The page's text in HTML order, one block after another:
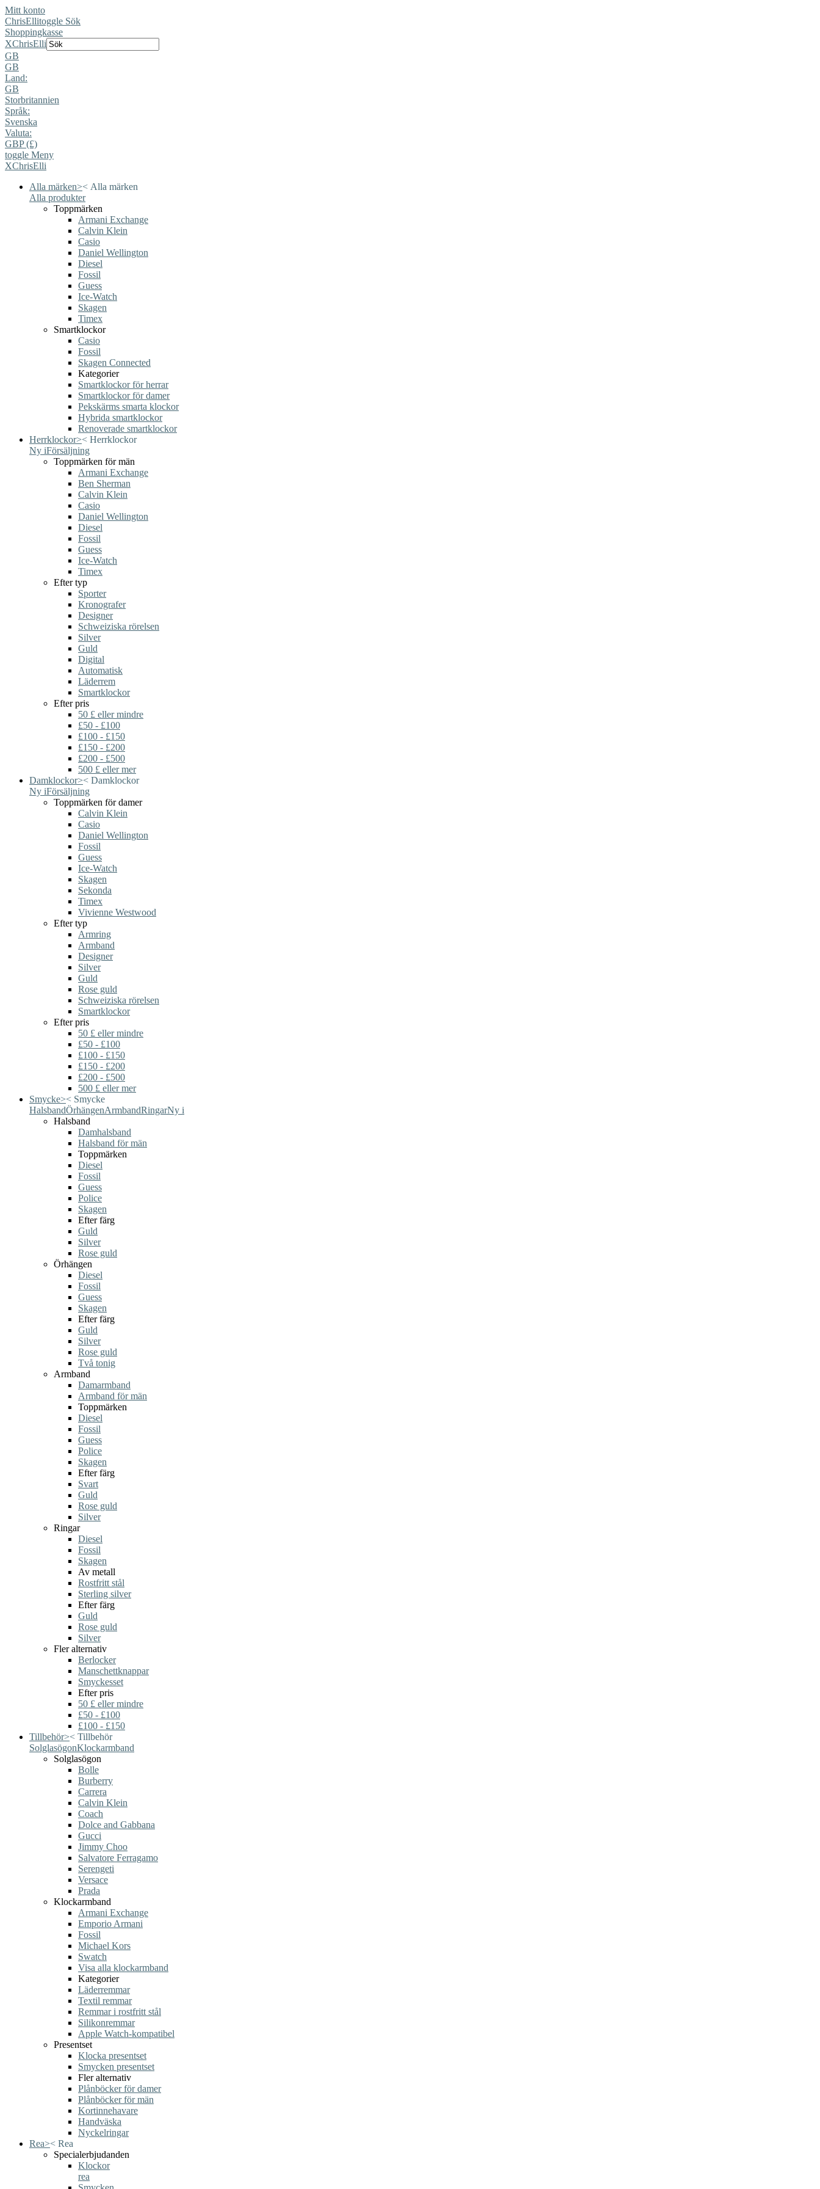
Mitt konto
ChrisEllitoggle Sök
Shoppingkasse
XChrisElli
GB
GB
Land:
GB
Storbritannien
Språk:
Svenska
Valuta:
GBP (£)
toggle Meny
XChrisElli
Alla märken>< Alla märken
Alla produkter
Toppmärken
Armani Exchange
Calvin Klein
Casio
Daniel Wellington
Diesel
Fossil
Guess
Ice-Watch
Skagen
Timex
Smartklockor
Casio
Fossil
Skagen Connected
Kategorier
Smartklockor för herrar
Smartklockor för damer
Pekskärms smarta klockor
Hybrida smartklockor
Renoverade smartklockor
Herrklockor>< Herrklockor
Ny iFörsäljning
Toppmärken för män
Armani Exchange
Ben Sherman
Calvin Klein
Casio
Daniel Wellington
Diesel
Fossil
Guess
Ice-Watch
Timex
Efter typ
Sporter
Kronografer
Designer
Schweiziska rörelsen
Silver
Guld
Digital
Automatisk
Läderrem
Smartklockor
Efter pris
50 £ eller mindre
£50 - £100
£100 - £150
£150 - £200
£200 - £500
500 £ eller mer
Damklockor>< Damklockor
Ny iFörsäljning
Toppmärken för damer
Calvin Klein
Casio
Daniel Wellington
Fossil
Guess
Ice-Watch
Skagen
Sekonda
Timex
Vivienne Westwood
Efter typ
Armring
Armband
Designer
Silver
Guld
Rose guld
Schweiziska rörelsen
Smartklockor
Efter pris
50 £ eller mindre
£50 - £100
£100 - £150
£150 - £200
£200 - £500
500 £ eller mer
Smycke>< Smycke
HalsbandÖrhängenArmbandRingarNy i
Halsband
Damhalsband
Halsband för män
Toppmärken
Diesel
Fossil
Guess
Police
Skagen
Efter färg
Guld
Silver
Rose guld
Örhängen
Diesel
Fossil
Guess
Skagen
Efter färg
Guld
Silver
Rose guld
Två tonig
Armband
Damarmband
Armband för män
Toppmärken
Diesel
Fossil
Guess
Police
Skagen
Efter färg
Svart
Guld
Rose guld
Silver
Ringar
Diesel
Fossil
Skagen
Av metall
Rostfritt stål
Sterling silver
Efter färg
Guld
Rose guld
Silver
Fler alternativ
Berlocker
Manschettknappar
Smyckesset
Efter pris
50 £ eller mindre
£50 - £100
£100 - £150
Tillbehör>< Tillbehör
SolglasögonKlockarmband
Solglasögon
Bolle
Burberry
Carrera
Calvin Klein
Coach
Dolce and Gabbana
Gucci
Jimmy Choo
Salvatore Ferragamo
Serengeti
Versace
Prada
Klockarmband
Armani Exchange
Emporio Armani
Fossil
Michael Kors
Swatch
Visa alla klockarmband
Kategorier
Läderremmar
Textil remmar
Remmar i rostfritt stål
Silikonremmar
Apple Watch-kompatibel
Presentset
Klocka presentset
Smycken presentset
Fler alternativ
Plånböcker för damer
Plånböcker för män
Kortinnehavare
Handväska
Nyckelringar
Rea>< Rea
Specialerbjudanden
Klockor
rea